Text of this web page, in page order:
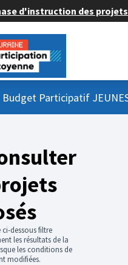
d'instruction des
principal
Budget Participatif
dessous filtre
les résultats de la
les conditions de
modifiées.